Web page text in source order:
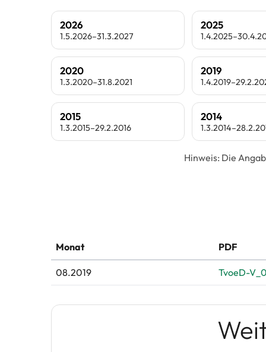
2026
1.5.2026–31.3.2027
2025
2020
1.3.2020–31.8.2021
2019
2015
1.3.2015–29.2.2016
2014
Hinweis: Die
Monat PDF
08.2019 TvoeD-